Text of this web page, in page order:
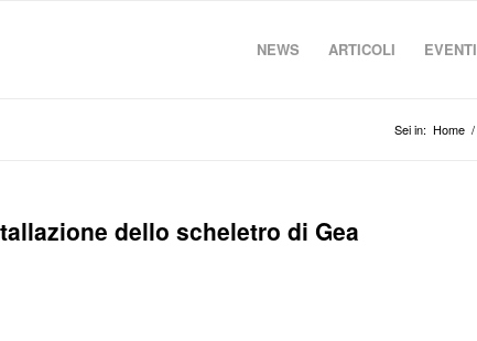
NEWS ARTICOLI EVENTI
Sei in: Home /
dello scheletro di Gea